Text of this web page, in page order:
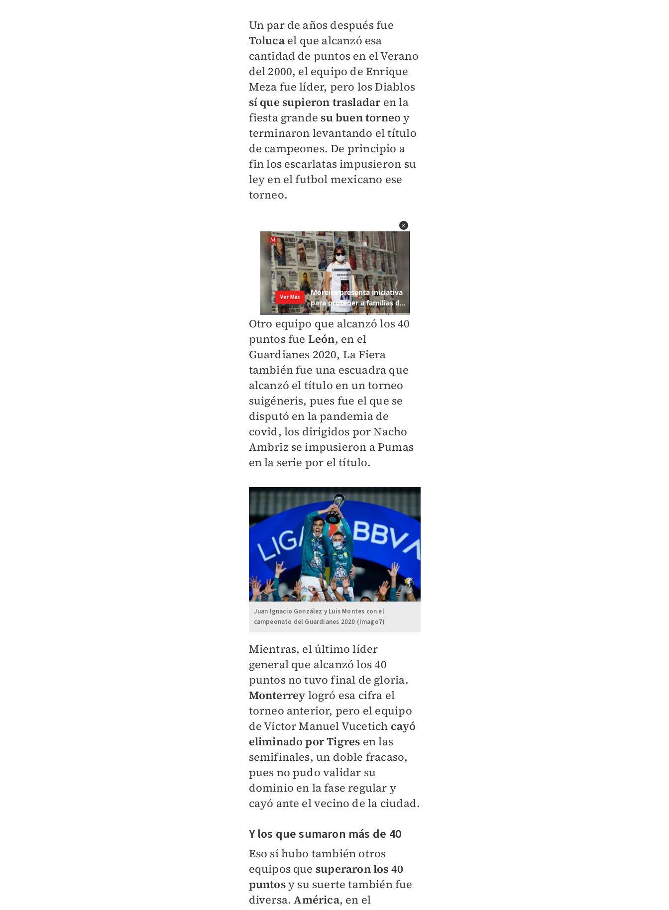
Un par de años después fue
Tolucael que alcanzó esa
cantidad de puntos en el Verano
del 2000, el equipo de Enrique
Meza fue líder, pero los Diablos
sí que supieron trasladaren la
fiesta grande su buen torneo y
terminaron levantando el título
de campeones. De principio a
fin los escarlatas impusieron su
ley en el futbol mexicano ese
torneo.
Otro equipo que alcanzó los 40
puntos fue León, en el
Guardianes 2020, La Fiera
también fue una escuadra que
alcanzó el título en un torneo
suigéneris, pues fue el que se
disputó en la pandemia de
covid, los dirigidos por Nacho
Ambriz se impusieron a Pumas
en la serie por el título.
Juan Ignacio González y Luis Montes con el
campeonato del Guardianes 2020 (Imago7)
Mientras, el último líder
general que alcanzó los40
puntos no tuvo final de gloria.
Monterrey logró esa cifra el
torneo anterior, pero el equipo
de Víctor Manuel Vucetich cayó
eliminado por Tigres en las
semifinales, un doble fracaso,
pues no pudo validar su
dominio en la fase regular y
cayó ante el vecino de la ciudad.
Y los que sumaron más de 40
Eso sí hubo también otros
equipos que superaron los 40
puntosy su suerte también fue
diversa.América, en el